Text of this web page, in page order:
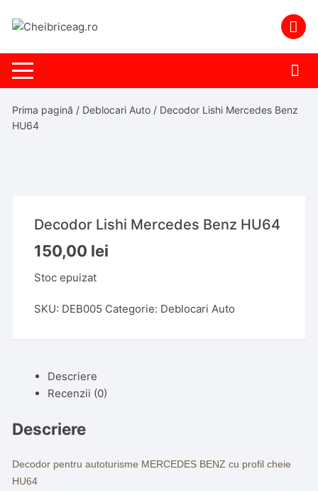
Prima pagină / Deblocari Auto / Decodor Lishi Mercedes Benz
HU64
Decodor Lishi Mercedes Benz HU64
150,00 lei
Stoc epuizat
SKU: DEB005 Categorie: Deblocari Auto
Descriere
Recenzii (0)
Descriere
Decodor pentru autoturisme MERCEDES BENZ cu profil cheie
HU64